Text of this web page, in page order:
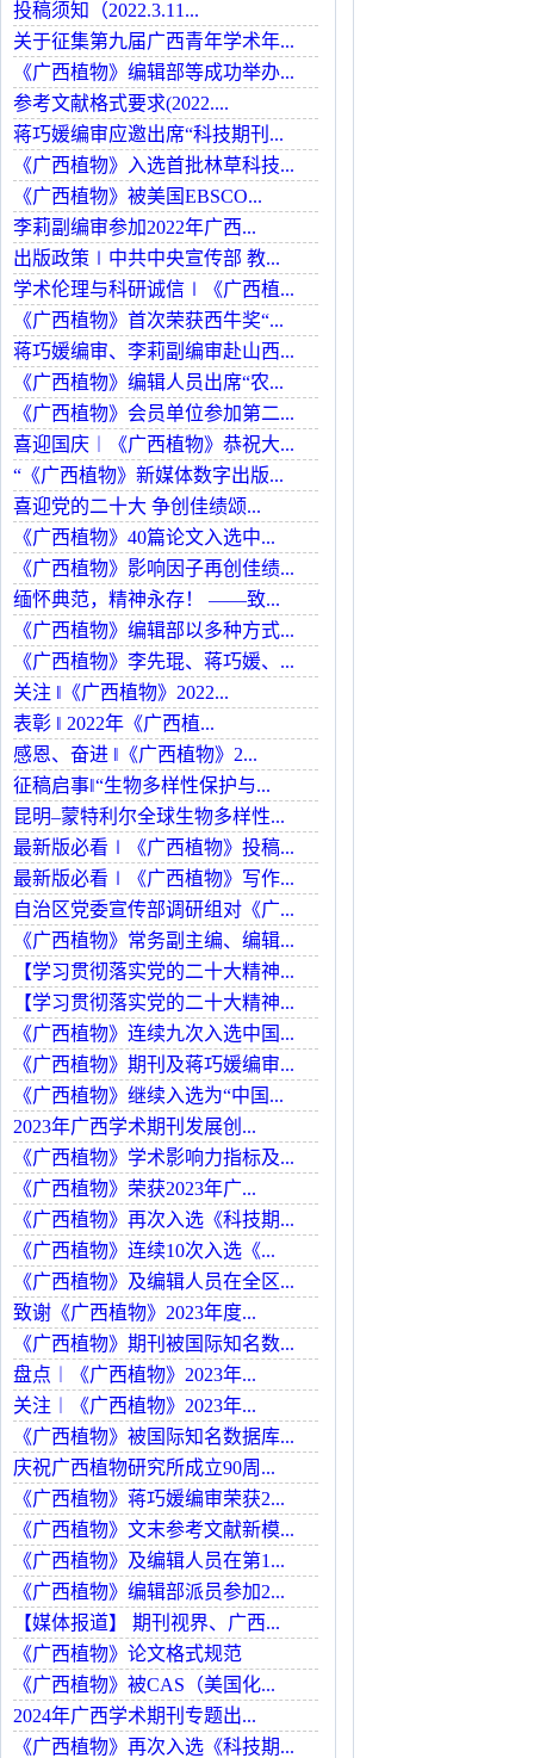
投稿须知（2022.3.11...
关于征集第九届广西青年学术年...
《广西植物》编辑部等成功举办...
参考文献格式要求(2022....
蒋巧媛编审应邀出席“科技期刊...
《广西植物》入选首批林草科技...
《广西植物》被美国EBSCO...
李莉副编审参加2022年广西...
出版政策∣中共中央宣传部 教...
学术伦理与科研诚信∣《广西植...
《广西植物》首次荣获西牛奖“...
蒋巧媛编审、李莉副编审赴山西...
《广西植物》编辑人员出席“农...
《广西植物》会员单位参加第二...
喜迎国庆︱《广西植物》恭祝大...
“《广西植物》新媒体数字出版...
喜迎党的二十大 争创佳绩颂...
《广西植物》40篇论文入选中...
《广西植物》影响因子再创佳绩...
缅怀典范，精神永存！ ——致...
《广西植物》编辑部以多种方式...
《广西植物》李先琨、蒋巧媛、...
关注 ‖《广西植物》2022...
表彰 ‖ 2022年《广西植...
感恩、奋进 ‖《广西植物》2...
征稿启事‖“生物多样性保护与...
昆明–蒙特利尔全球生物多样性...
最新版必看∣《广西植物》投稿...
最新版必看∣《广西植物》写作...
自治区党委宣传部调研组对《广...
《广西植物》常务副主编、编辑...
【学习贯彻落实党的二十大精神...
【学习贯彻落实党的二十大精神...
《广西植物》连续九次入选中国...
《广西植物》期刊及蒋巧媛编审...
《广西植物》继续入选为“中国...
2023年广西学术期刊发展创...
《广西植物》学术影响力指标及...
《广西植物》荣获2023年广...
《广西植物》再次入选《科技期...
《广西植物》连续10次入选《...
《广西植物》及编辑人员在全区...
致谢《广西植物》2023年度...
《广西植物》期刊被国际知名数...
盘点︱《广西植物》2023年...
关注︱《广西植物》2023年...
《广西植物》被国际知名数据库...
庆祝广西植物研究所成立90周...
《广西植物》蒋巧媛编审荣获2...
《广西植物》文末参考文献新模...
《广西植物》及编辑人员在第1...
《广西植物》编辑部派员参加2...
【媒体报道】 期刊视界、广西...
《广西植物》论文格式规范
《广西植物》被CAS（美国化...
2024年广西学术期刊专题出...
《广西植物》再次入选《科技期...